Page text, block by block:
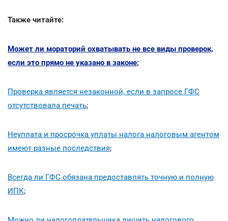
Также читайте:
Может ли мораторий охватывать не все виды проверок,
если это прямо не указано в законе;
Проверка является незаконной, если в запросе ГФС
отсутствовала печать;
Неуплата и просрочка уплаты налога налоговым агентом
имеют разные последствия;
Всегда ли ГФС обязана предоставлять точную и полную
ИПК;